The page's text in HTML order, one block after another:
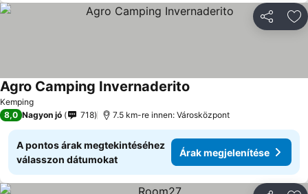
Kemping
Agro Camping Invernaderito
8,0 Nagyon jó 718 7.5 km-re innen: Városközpont
A pontos árak megtekintéséhez
válasszon dátumokat
Árak megjelenítése